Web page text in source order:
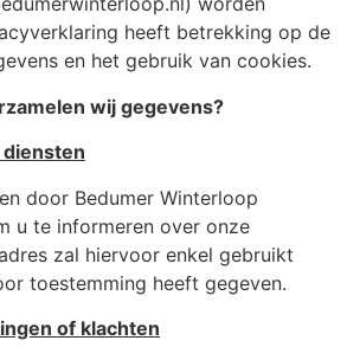
heeft betrekking op de
en het gebruik van cookies.
wij gegevens?
door Bedumer Winterloop
u te informeren over onze
zal hiervoor enkel gebruikt
toestemming heeft gegeven.
of klachten